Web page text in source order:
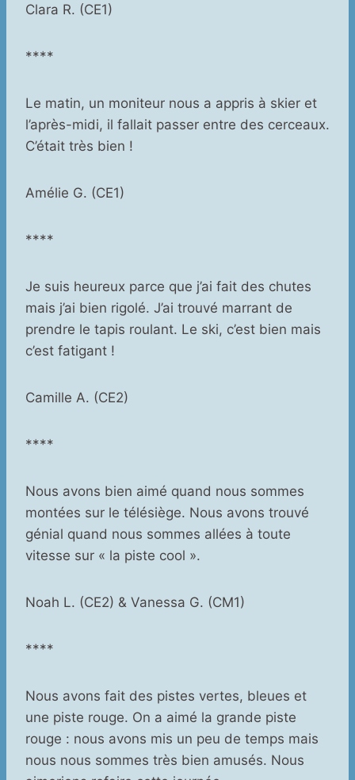
Clara R. (CE1)
****
Le matin, un moniteur nous a appris à skier et
l’après-midi, il fallait passer entre des cerceaux.
C’était très bien !
Amélie G. (CE1)
****
Je suis heureux parce que j’ai fait des chutes
mais j’ai bien rigolé. J’ai trouvé marrant de
prendre le tapis roulant. Le ski, c’est bien mais
c’est fatigant !
Camille A. (CE2)
****
Nous avons bien aimé quand nous sommes
montées sur le télésiège. Nous avons trouvé
génial quand nous sommes allées à toute
vitesse sur « la piste cool ».
Noah L. (CE2) & Vanessa G. (CM1)
****
Nous avons fait des pistes vertes, bleues et
une piste rouge. On a aimé la grande piste
rouge : nous avons mis un peu de temps mais
nous nous sommes très bien amusés. Nous